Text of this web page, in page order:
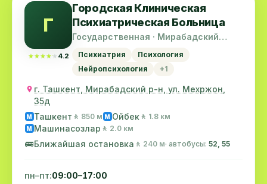
Г
★★★★★
★★★★★ 4.2
Городская Клиническая
Психиатрическая Больница
Государственная · Мирабадский
Психиатрия
Психология
Нейропсихология
+1
г. Ташкент, Мирабадский р-н, ул. Мехржон,
35д
M Ташкент 🚶 850 м M Ойбек 🚶 1.8 км
M Машинасозлар 🚶 2.0 км
🚌Ближайшая остановка 🚶 240 м· автобусы: 52, 55
пн–пт:09:00–17:00